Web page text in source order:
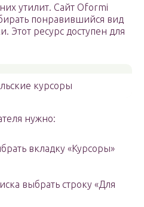
утилит. Сайт Oformi
понравившийся вид
Этот ресурс доступен для
курсоры
нужно:
вкладку «Курсоры»
выбрать строку «Для